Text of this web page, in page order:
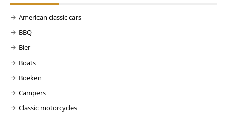
American classic cars
BBQ
Bier
Boats
Boeken
Campers
Classic motorcycles